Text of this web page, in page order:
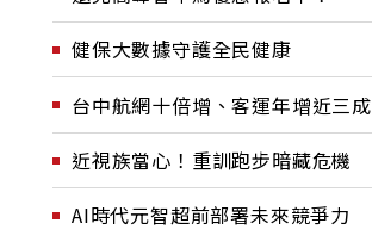
健保大數據守護全民健康
台中航網十倍增、客運年增近三成
近視族當心！重訓跑步暗藏危機
AI時代元智超前部署未來競爭力